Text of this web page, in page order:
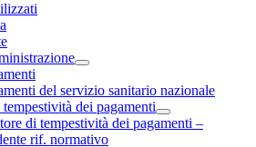
del servizio sanitario nazionale
dei pagamenti
di tempestività dei pagamenti –
rif. normativo